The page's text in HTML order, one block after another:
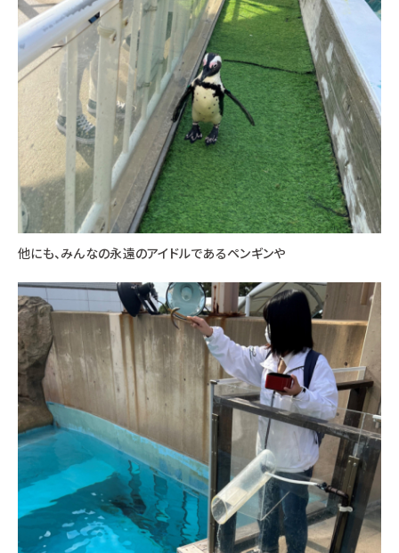
他にも、みんなの永遠のアイドルであるペンギンや